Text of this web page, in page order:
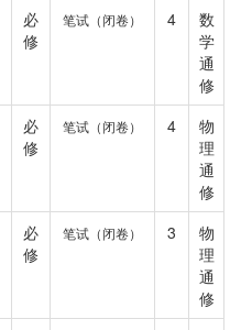
必
修
笔试（闭卷） 4
数
学
通
修
必
修
笔试（闭卷） 4
物
理
通
修
必
修
笔试（闭卷） 3
物
理
通
修